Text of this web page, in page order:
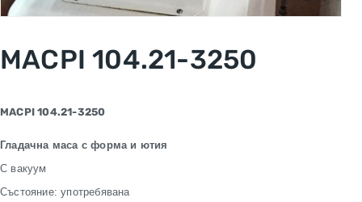
MACPI 104.21-3250
MACPI104.21-3250
Гладачна маса с форма и ютия
С вакуум
Състояние: употребявана